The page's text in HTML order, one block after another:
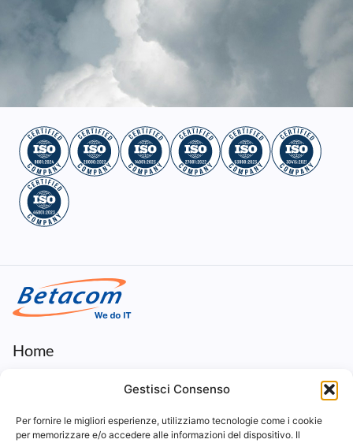
Gestisci Consenso
Per fornire le migliori esperienze, utilizziamo tecnologie come i cookie
per memorizzare e/o accedere alle informazioni del dispositivo. Il
Home